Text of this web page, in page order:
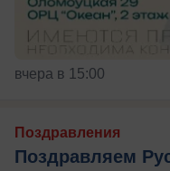
вчера в 15:00
Поздравления
Поздравляем